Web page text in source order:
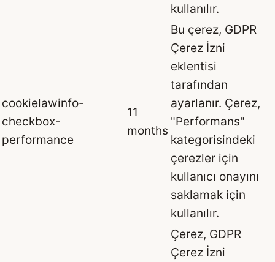
kullanılır.
cookielawinfo-
checkbox-
performance
11
months
Bu çerez, GDPR
Çerez İzni
eklentisi
tarafından
ayarlanır. Çerez,
"Performans"
kategorisindeki
çerezler için
kullanıcı onayını
saklamak için
kullanılır.
Çerez, GDPR
Çerez İzni